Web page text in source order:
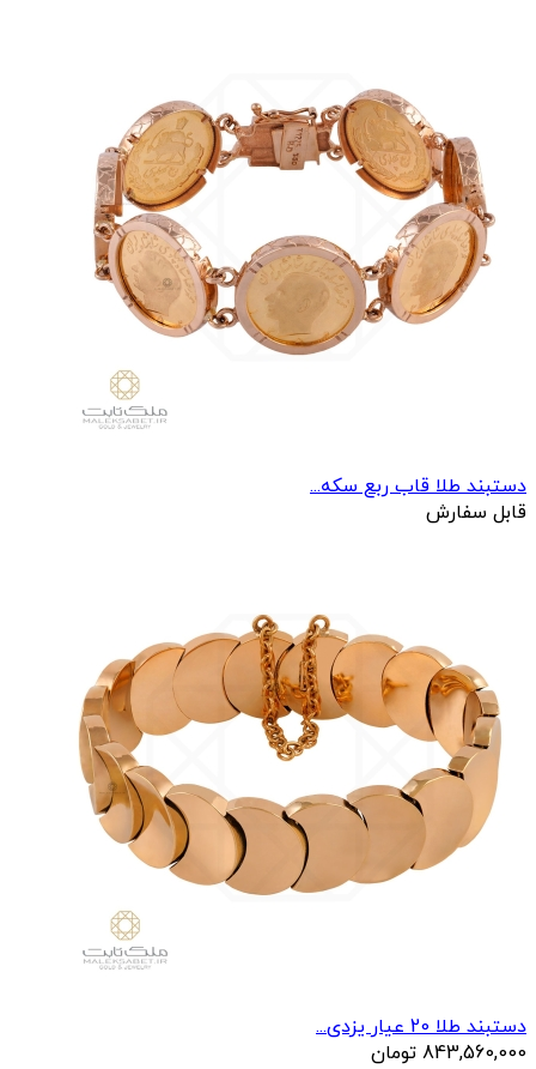
دستبند طلا قاب ربع سکه...
قابل سفارش
دستبند طلا 20 عیار یزدی...
843,560,000 تومان